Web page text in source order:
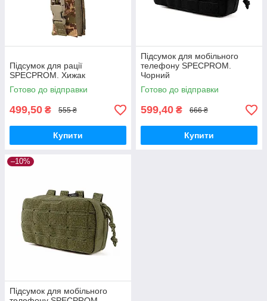
Підсумок для рації
SPECPROM. Хижак
Готово до відправки
499,50 ₴ 555 ₴
Купити
Підсумок для мобільного
телефону SPECPROM.
Чорний
Готово до відправки
599,40 ₴ 666 ₴
Купити
–10%
Підсумок для мобільного